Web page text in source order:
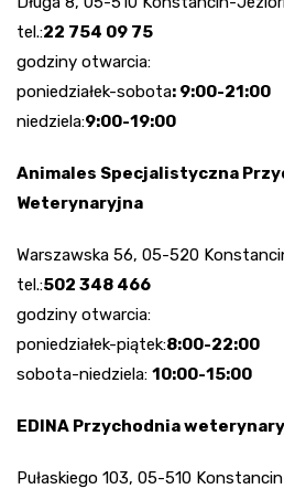
tel.:22 754 09 75
godziny otwarcia:
poniedziałek-sobota: 9:00-21:00
niedziela:9:00-19:00
Animales Specjalistyczna
Weterynaryjna
Warszawska 56, 05-520
tel.:502 348 466
godziny otwarcia:
poniedziałek-piątek:8:00-22:00
sobota-niedziela: 10:00-15:00
EDINA Przychodnia
Pułaskiego 103, 05-510